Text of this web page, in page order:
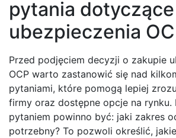
pytania dotyczące
ubezpieczenia
Przed podjęciem decyzji o zakupie
OCP warto zastanowić się nad
pytaniami, które pomogą lepiej
firmy oraz dostępne opcje na rynku.
pytaniem powinno być: jaki zakres
potrzebny? To pozwoli określić,